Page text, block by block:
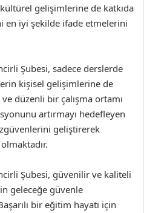
kültürel gelişimlerine de katkıda
en iyi şekilde ifade etmelerini
Şubesi, sadece derslerde
kişisel gelişimlerine de
düzenli bir çalışma ortamı
artırmayı hedefleyen
geliştirerek
Şubesi, güvenilir ve kaliteli
geleceğe güvenle
bir eğitim hayatı için